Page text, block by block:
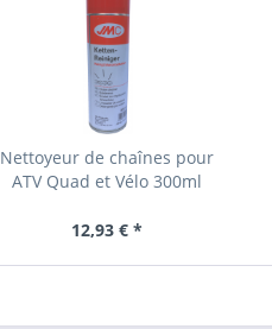
Nettoyeur de chaînes pour
ATV Quad et Vélo 300ml
12,93 € *